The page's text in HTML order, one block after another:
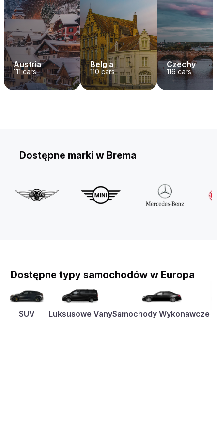
Austria
111cars
Belgia
110 cars
Czechy
116cars
Dostępne marki w Brema
Dostępne typy samochodów w Europa
SUV Luksusowe VanySamochody Wykonawcze